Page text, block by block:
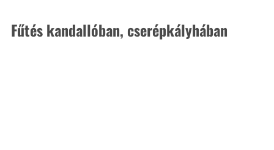
Fűtés kandallóban, cserépkályhában